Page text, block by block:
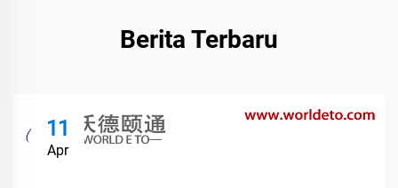
Berita Terbaru
11
Apr